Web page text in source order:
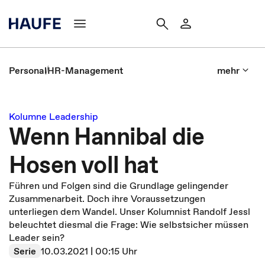
PersonalHR-Management mehr
Kolumne Leadership
Wenn Hannibal die
Hosen voll hat
Führen und Folgen sind die Grundlage gelingender
Zusammenarbeit. Doch ihre Voraussetzungen
unterliegen dem Wandel. Unser Kolumnist Randolf Jessl
beleuchtet diesmal die Frage: Wie selbstsicher müssen
Leader sein?
Serie 10.03.2021 | 00:15 Uhr